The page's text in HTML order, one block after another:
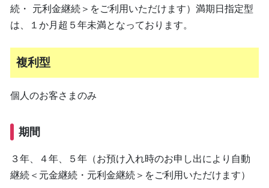
続・ 元利金継続＞をご利用いただけます）満期日指定型
は、１か月超５年未満となっております。
複利型
個人のお客さまのみ
期間
３年、４年、５年（お預け入れ時のお申し出により自動
継続＜元金継続・元利金継続＞をご利用いただけます）